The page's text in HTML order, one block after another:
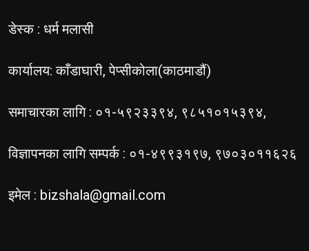
डेस्क : धर्म मलासी
कार्यालय: काँडाघारी, पेप्सीकोला(काठमाडौं)
समाचारका लागि : ०१-५९२३३९४, ९८५१०१५३९४,
विज्ञापनका लागि सम्पर्क : ०१-४९९३१९७, ९७०३०११६२६
इमेल : bizshala@gmail.com